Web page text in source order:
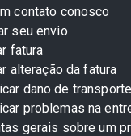
contato conosco
seu envio
fatura
alteração da fatura
dano de transporte
problemas na
gerais sobre um